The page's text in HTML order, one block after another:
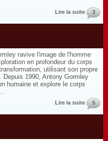
Lire la suite 3
ravive l'image de l'homme
en profondeur du corps
utilisant son propre
1990, Antony Gormley
humaine et explore le corps
Lire la suite 5